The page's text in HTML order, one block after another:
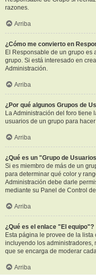
razones.
Arriba
¿Cómo me convierto en
El Responsable de un grupo es
grupo. Si está interesado en
Administración.
Arriba
¿Por qué algunos Grupos de
La Administración del foro
usuarios de un grupo para
Arriba
¿Qué es un "Grupo de
Si es miembro de más de un
para determinar qué color y
Administración debe darle
mediante su Panel de Control
Arriba
¿Qué es el enlace "El equipo"?
Esta página le provee de la
incluyendo los administradores,
que se encarga de moderar
Arriba